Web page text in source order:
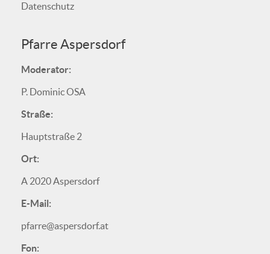
Datenschutz
Pfarre Aspersdorf
Moderator:
P. Dominic OSA
Straße:
Hauptstraße 2
Ort:
A 2020 Aspersdorf
E-Mail:
pfarre@aspersdorf.at
Fon: